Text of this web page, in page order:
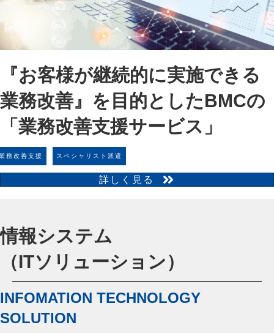
『お客様が継続的に実施できる
業務改善』を目的としたBMCの
「業務改善支援サービス」
務改善支援 スペシャリスト派遣
詳しく見る
情報システム
（ITソリューション）
INFOMATION TECHNOLOGY
SOLUTION